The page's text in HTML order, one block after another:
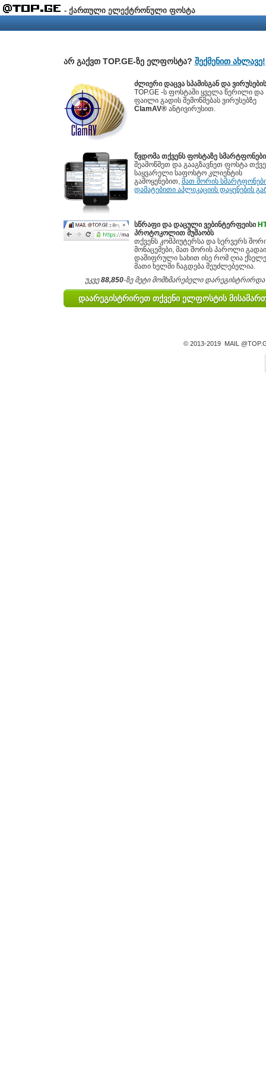
- ქართული ელექტრონული ფოსტა
არ გაქვთ TOP.GE-ზე ელფოსტა? შექმენით ახლავე!
ძლიერი დაცვა სპამისგან და
TOP.GE -ს ფოსტაში ყველა წერილი და
ფაილი გადის შემოწმებას ვირუსებზე
ClamAV®ანტივირუსით.
წვდომა თქვენს ფოსტაზე
შეამოწმეთ და გააგზავნეთ ფოსტა
საყვარელი საფოსტო კლიენტის
გამოყენებით, მათ შორის
დამატებითი აპლიკაციის დაყენების
სწრაფი და დაცული ვებინტერფეისი
პროტოკოლით მუშაობს
თქვენს კომპიუტერსა და სერვერს
მონაცემები, მათ შორის პაროლი
დაშიფრული სახით ისე რომ ღია
მათი ხელში ჩაგდება შეუძლებელია.
უკვე88,850-ზე მეტი მომხმარებელი დარეგისტრირდა
© 2013-2019 MAIL